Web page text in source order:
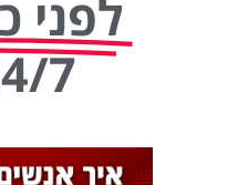
לפני
7